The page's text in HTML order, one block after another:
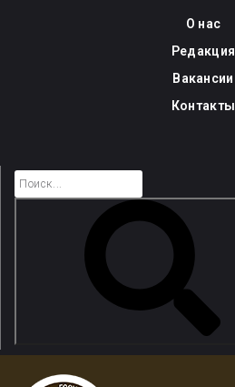
О нас
Редакция
Вакансии
Контакты